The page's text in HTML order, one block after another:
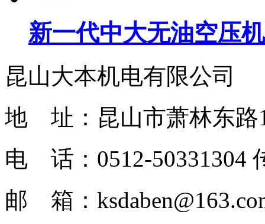
新一代中大无油空压机
昆山大本机电有限公司
地 址：昆山市萧林东路
电 话：0512-50331304
邮 箱：